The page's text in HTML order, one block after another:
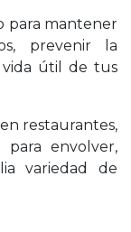
para mantener
prevenir la
útil de tus
restaurantes,
envolver,
variedad de